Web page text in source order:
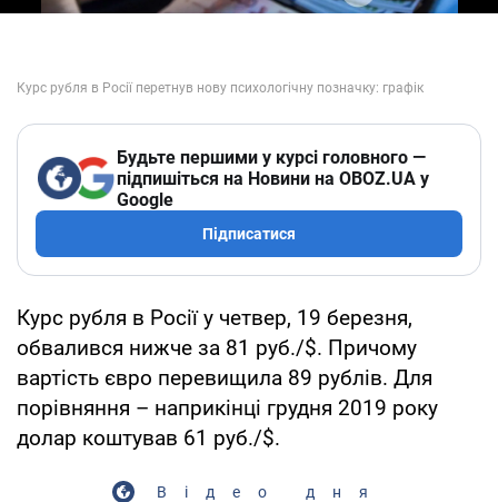
Будьте першими у курсі головного —
підпишіться на Новини на OBOZ.UA у
Google
Підписатися
Курс рубля в Росії у четвер, 19 березня,
обвалився нижче за 81 руб./$. Причому
вартість євро перевищила 89 рублів. Для
порівняння – наприкінці грудня 2019 року
долар коштував 61 руб./$.
Відео дня